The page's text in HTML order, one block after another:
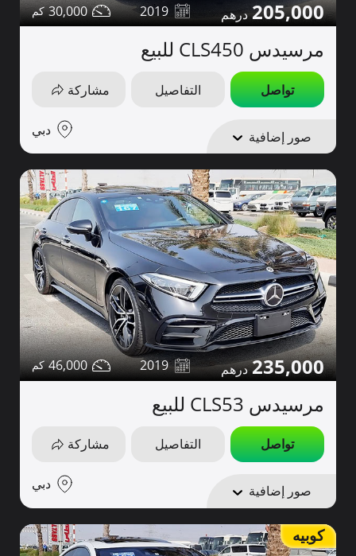
205,000
2019
30,000
مرسيدس CLS450 للبيع
تواصل التفاصيل مشاركة
صور إضافية دبي
235,000
2019
46,000
مرسيدس CLS53 للبيع
تواصل التفاصيل مشاركة
صور إضافية دبي
كوبيه